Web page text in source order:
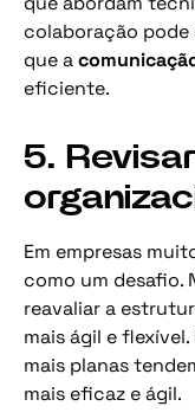
colaboração pode
que a
eficiente.
5.
Em empresas
como um desafio.
reavaliar a
mais ágil e
mais planas
mais eficaz e ágil.